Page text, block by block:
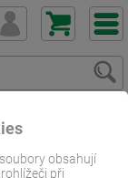
soubory obsahují
při